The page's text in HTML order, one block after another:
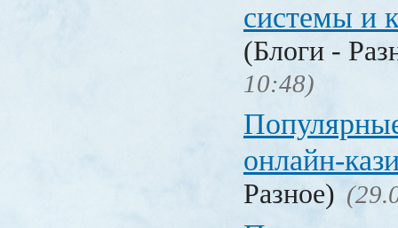
системы и
(Блоги -
10:48)
онлайн-
Разное)